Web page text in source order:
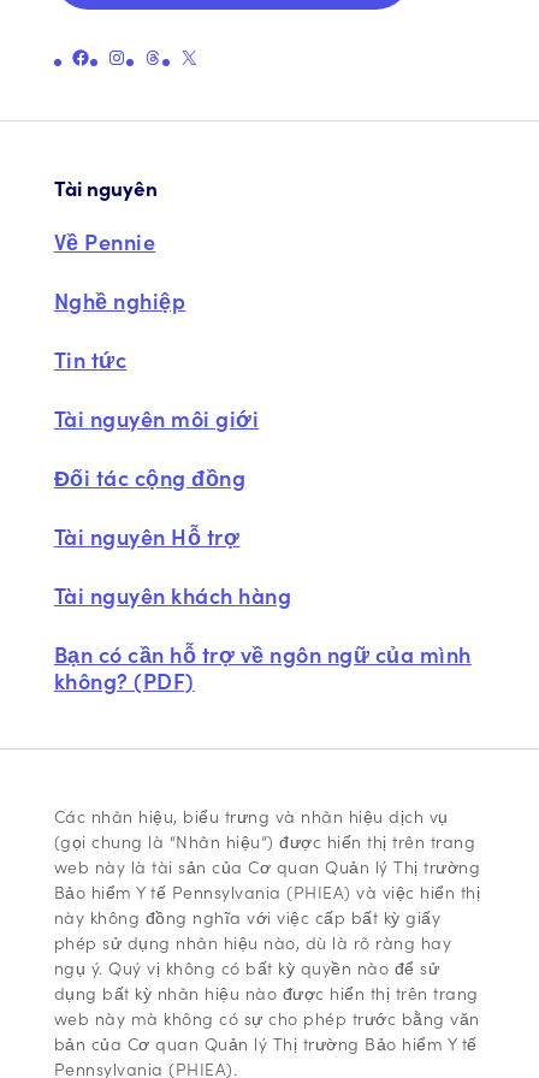
Liên kết đến trang Facebook chính thức của PennieLiên kết đến trang Instagram chính thức của PennieLiên kết đến trang chủ đề chính thức của PennieLiên kết đến Trang X chính thức của Pennie (trước đây là Twitter)
Tài nguyên
Về Pennie
Nghề nghiệp
Tin tức
Tài nguyên môi giới
Đối tác cộng đồng
Tài nguyên Hỗ trợ
Tài nguyên khách hàng
Bạn có cần hỗ trợ về ngôn ngữ của mình
không? (PDF)
Các nhãn hiệu, biểu trưng và nhãn hiệu dịch vụ
(gọi chung là “Nhãn hiệu”) được hiển thị trên trang
web này là tài sản của Cơ quan Quản lý Thị trường
Bảo hiểm Y tế Pennsylvania (PHIEA) và việc hiển thị
này không đồng nghĩa với việc cấp bất kỳ giấy
phép sử dụng nhãn hiệu nào, dù là rõ ràng hay
ngụ ý. Quý vị không có bất kỳ quyền nào để sử
dụng bất kỳ nhãn hiệu nào được hiển thị trên trang
web này mà không có sự cho phép trước bằng văn
bản của Cơ quan Quản lý Thị trường Bảo hiểm Y tế
Pennsylvania (PHIEA).